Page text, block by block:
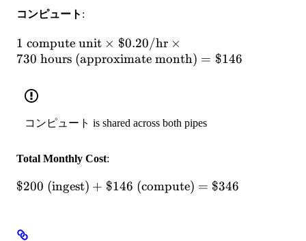
500
\text{
GB} =
1,000
GB per
\$0.20/\text{GB}
コンピュート :
1 \text{ compute
unit} \times
\times 730 \text{
hours
(approximate
\$146
1 compute unit × $0.20/hr ×
730 hours (approximate month) = $146
コンピュート is shared across both pipes
Total Monthly Cost:
\$200
\$146
$200 (ingest) + $146 (compute) = $346